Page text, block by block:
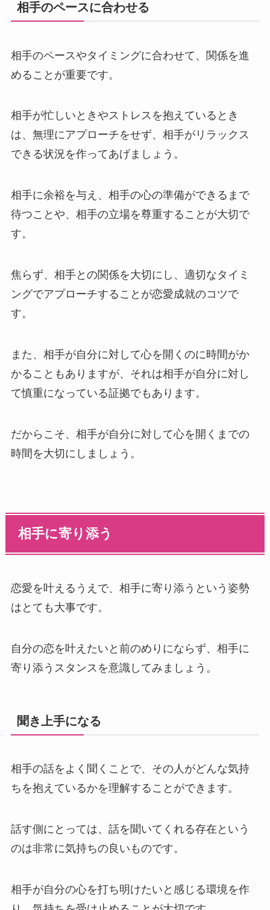
相手のペースに合わせる
相手のペースやタイミングに合わせて、関係を進
めることが重要です。
相手が忙しいときやストレスを抱えているとき
は、無理にアプローチをせず、相手がリラックス
できる状況を作ってあげましょう。
相手に余裕を与え、相手の心の準備ができるまで
待つことや、相手の立場を尊重することが大切で
す。
焦らず、相手との関係を大切にし、適切なタイミ
ングでアプローチすることが恋愛成就のコツで
す。
また、相手が自分に対して心を開くのに時間がか
かることもありますが、それは相手が自分に対し
て慎重になっている証拠でもあります。
だからこそ、相手が自分に対して心を開くまでの
時間を大切にしましょう。
相手に寄り添う
恋愛を叶えるうえで、相手に寄り添うという姿勢
はとても大事です。
自分の恋を叶えたいと前のめりにならず、相手に
寄り添うスタンスを意識してみましょう。
聞き上手になる
相手の話をよく聞くことで、その人がどんな気持
ちを抱えているかを理解することができます。
話す側にとっては、話を聞いてくれる存在という
のは非常に気持ちの良いものです。
相手が自分の心を打ち明けたいと感じる環境を作